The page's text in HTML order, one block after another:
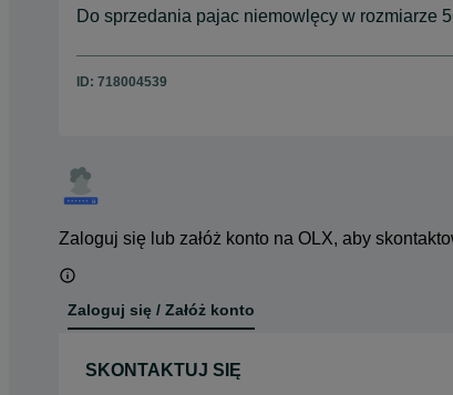
Do sprzedania pajac niemowlęcy w rozmiarze
ID: 718004539
Zaloguj się lub załóż konto na OLX, aby
Zaloguj się / Załóż konto
SKONTAKTUJ SIĘ